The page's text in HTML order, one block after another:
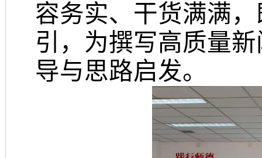
容务实、干货满满
引， 为撰写高质量
导与思路启发。